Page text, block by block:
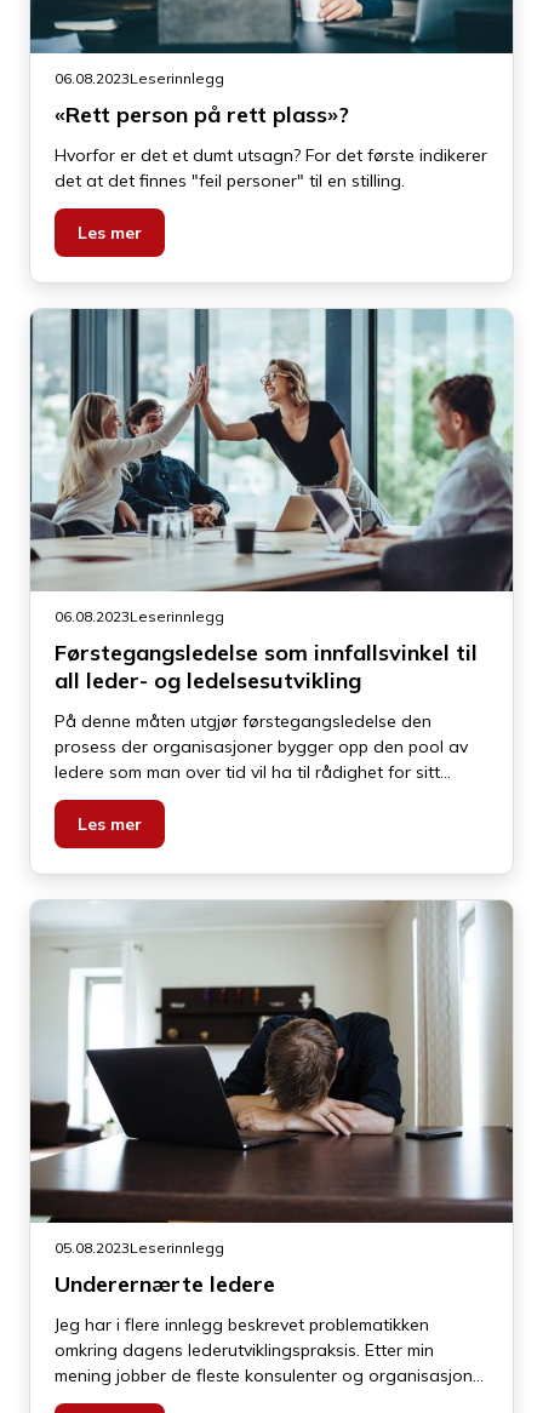
06.08.2023Leserinnlegg
«Rett person på rett plass»?
Hvorfor er det et dumt utsagn? For det første indikerer
det at det finnes "feil personer" til en stilling.
Les mer
06.08.2023Leserinnlegg
Førstegangsledelse som innfallsvinkel til
all leder- og ledelsesutvikling
På denne måten utgjør førstegangsledelse den
prosess der organisasjoner bygger opp den pool av
ledere som man over tid vil ha til rådighet for sitt
ledelsesapparat – både innenfor eksisterende
stillinger, og som kandidater til høyere stillinger.
Les mer
05.08.2023Leserinnlegg
Underernærte ledere
Jeg har i flere innlegg beskrevet problematikken
omkring dagens lederutviklingspraksis. Etter min
mening jobber de fleste konsulenter og organisasjoner
etter prinsippet omkring å reparere – og ikke etter å